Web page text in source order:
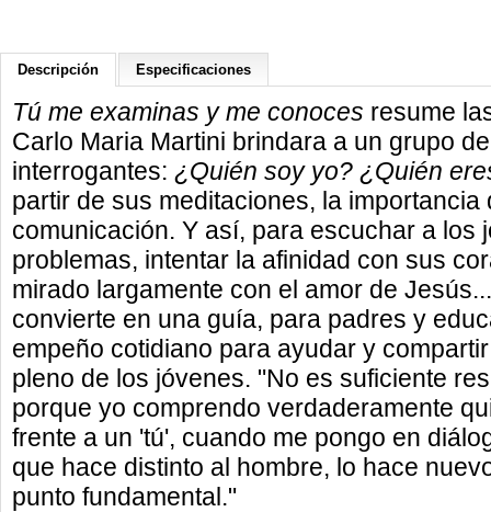
Descripción Especificaciones
Tú me examinas y me conoces resume
Carlo Maria Martini brindara a un grupo
interrogantes: ¿Quién soy yo? ¿Quién
partir de sus meditaciones, la
comunicación. Y así, para escuchar a los
problemas, intentar la afinidad con sus
mirado largamente con el amor de
convierte en una guía, para padres y
empeño cotidiano para ayudar y
pleno de los jóvenes. "No es suficiente
porque yo comprendo verdaderamente
frente a un 'tú', cuando me pongo en
que hace distinto al hombre, lo hace
punto fundamental."